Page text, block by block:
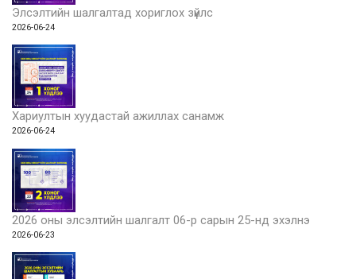
Элсэлтийн шалгалтад хориглох зүйлс
2026-06-24
Хариултын хуудастай ажиллах санамж
2026-06-24
2026 оны элсэлтийн шалгалт 06-р сарын 25-нд эхэлнэ
2026-06-23